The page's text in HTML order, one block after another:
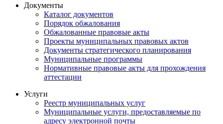
Документы
Каталог документов
Порядок обжалования
Обжалованные правовые акты
Проекты муниципальных правовых актов
Документы стратегического планирования
Муниципальные программы
Нормативные правовые акты для прохождения
аттестации
Услуги
Реестр муниципальных услуг
Муниципальные услуги, предоставляемые по
адресу электронной почты